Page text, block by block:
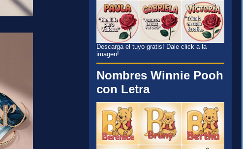
Descarga el tuyo gratis! Dale click a la
imagen!
Nombres Winnie Pooh
con Letra